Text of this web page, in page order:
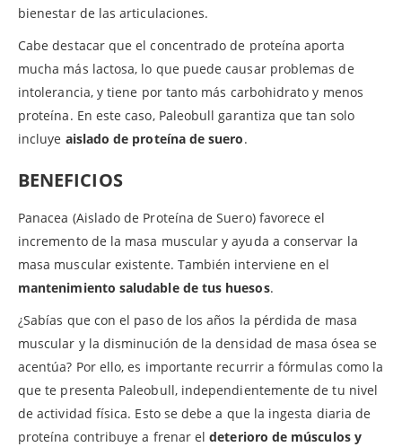
bienestar de las articulaciones.
Cabe destacar que el concentrado de proteína aporta
mucha más lactosa, lo que puede causar problemas de
intolerancia, y tiene por tanto más carbohidrato y menos
proteína. En este caso, Paleobull garantiza que tan solo
incluye aislado de proteína de suero.
BENEFICIOS
Panacea (Aislado de Proteína de Suero) favorece el
incremento de la masa muscular y ayuda a conservar la
masa muscular existente. También interviene en el
mantenimiento saludable de tus huesos.
¿Sabías que con el paso de los años la pérdida de masa
muscular y la disminución de la densidad de masa ósea se
acentúa? Por ello, es importante recurrir a fórmulas como la
que te presenta Paleobull, independientemente de tu nivel
de actividad física. Esto se debe a que la ingesta diaria de
proteína contribuye a frenar eldeterioro de músculos y